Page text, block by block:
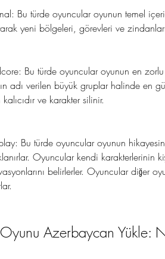
Bu türde oyuncular oyunun temel
yeni bölgeleri, görevleri ve
Bu türde oyuncular oyunun en
adı verilen büyük gruplar halinde en
ve karakter silinir.
Bu türde oyuncular oyunun
Oyuncular kendi karakterlerinin
belirlerler. Oyuncular diğer
Azerbaycan Yükle: